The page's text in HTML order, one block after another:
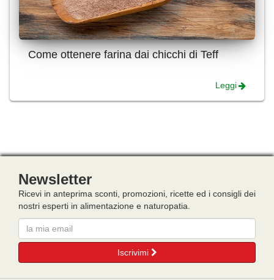
Come ottenere farina dai chicchi di Teff
Leggi
Newsletter
Ricevi in anteprima sconti, promozioni, ricette ed i consigli dei
nostri esperti in alimentazione e naturopatia.
Email
Iscrivimi